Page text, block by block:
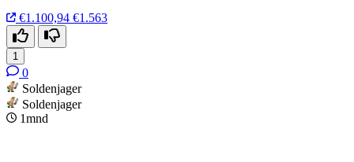
€1.100,94 €1.563
1
0
Soldenjager
Soldenjager
1mnd